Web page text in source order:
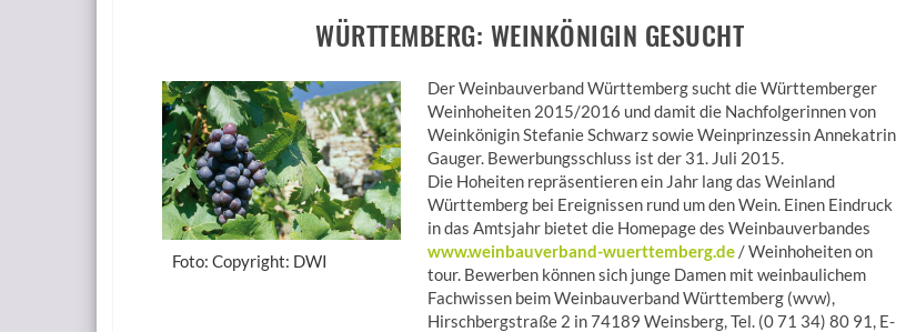
WÜRTTEMBERG: WEINKÖNIGIN GESUCHT
Foto: Copyright: DWI
Der Weinbauverband Württemberg sucht die Württemberger
Weinhoheiten 2015/2016 und damit die Nachfolgerinnen von
Weinkönigin Stefanie Schwarz sowie Weinprinzessin Annekatrin
Gauger. Bewerbungsschluss ist der 31. Juli 2015.
Die Hoheiten repräsentieren ein Jahr lang das Weinland
Württemberg bei Ereignissen rund um den Wein. Einen Eindruck
in das Amtsjahr bietet die Homepage des Weinbauverbandes
www.weinbauverband-wuerttemberg.de / Weinhoheiten on
tour. Bewerben können sich junge Damen mit weinbaulichem
Fachwissen beim Weinbauverband Württemberg (wvw),
Hirschbergstraße 2 in 74189 Weinsberg, Tel. (0 71 34) 80 91, E-